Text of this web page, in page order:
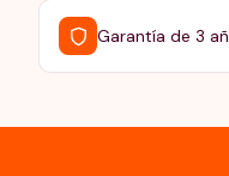
Garantía de 3